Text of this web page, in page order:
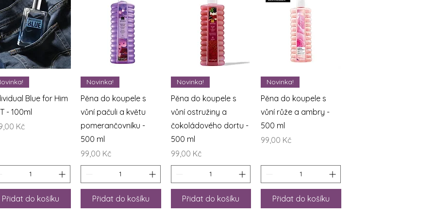
Rychlý náhled
Blue for Him
- 100ml
Kč
Přidat do košíku
Rychlý náhled
Novinka!
Pěna do koupele s
vůní pačuli a květu
pomerančovníku -
500 ml
Cena
99,00 Kč
Přidat do košíku
Rychlý náhled
Novinka!
Pěna do koupele s
vůní ostružiny a
čokoládového dortu -
500 ml
Cena
99,00 Kč
Přidat do košíku
Rychlý náhled
Novinka!
Pěna do koupele s
vůní růže a ambry -
500 ml
Cena
99,00 Kč
Přidat do košíku